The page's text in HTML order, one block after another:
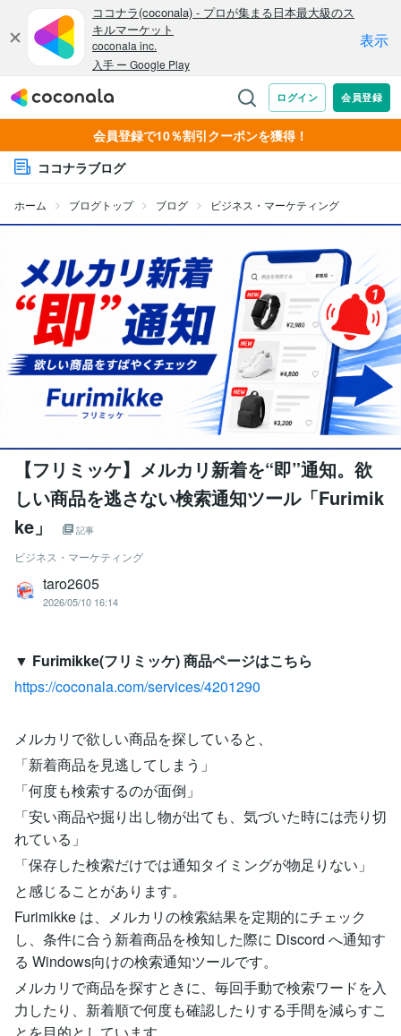
会員登録で10％割引クーポンを獲得！
ココナラブログ
ホーム ブログトップ ブログ ビジネス・マーケティング
【フリミッケ】メルカリ新着を“即”通知。欲
しい商品を逃さない検索通知ツール「Furimik
ke」
記事
ビジネス・マーケティング
taro2605
2026/05/10 16:14
▼ Furimikke(フリミッケ) 商品ページはこちら
https://coconala.com/services/4201290
メルカリで欲しい商品を探していると、
「新着商品を見逃してしまう」
「何度も検索するのが面倒」
「安い商品や掘り出し物が出ても、気づいた時には売り切
れている」
「保存した検索だけでは通知タイミングが物足りない」
と感じることがあります。
Furimikke は、メルカリの検索結果を定期的にチェック
し、条件に合う新着商品を検知した際に Discord へ通知す
る Windows向けの検索通知ツールです。
メルカリで商品を探すときに、毎回手動で検索ワードを入
力したり、新着順で何度も確認したりする手間を減らすこ
とを目的としています。